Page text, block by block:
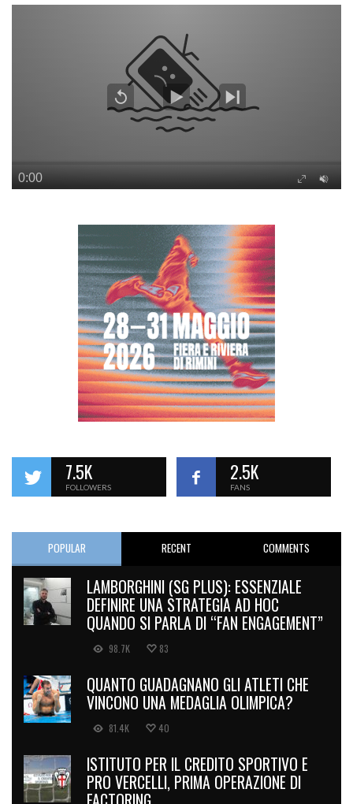
7.5K
FOLLOWERS
2.5K
FANS
POPULAR RECENT COMMENTS
LAMBORGHINI (SG PLUS): ESSENZIALE
DEFINIRE UNA STRATEGIA AD HOC
QUANDO SI PARLA DI “FAN ENGAGEMENT”
98.7K 83
QUANTO GUADAGNANO GLI ATLETI CHE
VINCONO UNA MEDAGLIA OLIMPICA?
81.4K 40
ISTITUTO PER IL CREDITO SPORTIVO E
PRO VERCELLI, PRIMA OPERAZIONE DI